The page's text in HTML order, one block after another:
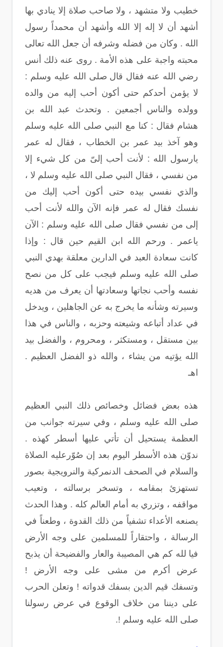
خطيب ولا متشهد ، ولا صاحب صلاة إلا ينادي بها
أشهد أن لا إله إلا الله وأشهد أن محمداً رسول
الله . وكان من فضله وشرفه أن جعل الله تعالى
محبته واجبة على هذه الأمة . روى عنه ذلك أنس
رضي الله عنه فقال قال صلى الله عليه وسلم :
لا يؤمن أحدكم حتى أكون أحب إليه من والده
وولده والناس أجمعين . وتحدث عبد الله بن
هشام فقال : كنا مع النبي صلى الله عليه وسلم
وهو آخذ بيد عمر بن الخطاب ، فقال له عمر
يارسول الله : لأنت أحب إلىّ من كل شيء إلا
من نفسي ، فقال النبي صلى الله عليه وسلم لا ،
والذي نفسي بيده حتى أكون أحب إليك من
نفسك فقال له عمر فإنه الآن والله لأنت أحب
إلى من نفسي فقال صلى الله عليه وسلم : الآن
ياعمر . ورحم الله ابن القيم حين قال : وإذا
كانت سعادة العبد في الدارين معلقة بهدي النبي
صلى الله عليه وسلم فيجب على كل من نصح
نفسه وأحب نجاتها وسعادتها أن يعرف من هديه
وسيرته وشأنه ما يخرج به عن الجاهلين ، ويدخل
في عداد أتباعه وشيعته وحزبه ، والناس في هذا
بين مستقل ، ومستكثر ، ومحروم ، والفضل بيد
الله يؤتيه من يشاء ، والله ذو الفضل العظيم .
اهـ
هذه بعض فضائل وخصائص ذلك النبي العظيم
صلى الله عليه وسلم ، وفي سيرته جوانب من
العظمة يستحيل أن تأتي عليها أسطر كهذه .
ندوّن هذه الأسطر اليوم بعد إن صُوّرعليه الصلاة
والسلام في الصحف الدنمركية والنرويجية بصور
تستهزئ بمقامه ، وتسخر برسالته ، وتعيب
مواقفه ، وتزري به أمام العالم كله . وهذا الحدث
يصنعه الأعداء تشفياً من ذلك القدوة ، وطعناً في
الرسالة ، واحتقاراً للمسلمين على وجه الأرض
فيا لله كم هي المصيبة والعار والفضيحة أن يذبح
عرض أكرم من مشى على وجه الأرض !
وتسفك قيم الدين بسفك قدواته ! وتعلن الحرب
على ديننا من خلاف الوقوع في عرض رسولنا
صلى الله عليه وسلم !.